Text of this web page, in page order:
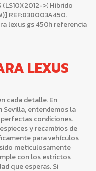
(LS10)(2012->) Híbrido
REF:838003A450.
lexus gs 450h referencia
LEXUS
cada detalle. En
Sevilla, entendemos la
condiciones.
y recambios de
para vehículos
meticulosamente
con los estrictos
que esperas. Si